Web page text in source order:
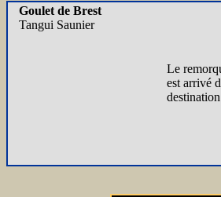
Goulet de Brest
Tangui Saunier
Le
est arrivé